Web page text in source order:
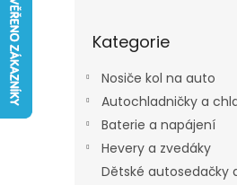
kategorie
Kategorie
Nosiče kol na auto
Autochladničky a
Baterie a napájení
Hevery a zvedáky
Dětské autosedačky